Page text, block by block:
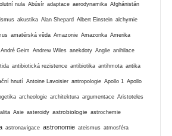
nula Abúsír adaptace aerodynamika Afghánistán
akustika Alan Shepard Albert Einstein alchymie
amatérská věda Amazonie Amazonka Amerika
André Geim Andrew Wiles anekdoty Anglie anihilace
antibiotická rezistence antibiotika antihmota antika
hnutí Antoine Lavoisier antropologie Apollo 1 Apollo
archeologie architektura argumentace Aristoteles
Asie asteroidy astrobiologie astrochemie
astronavigace astronomie ateismus atmosféra